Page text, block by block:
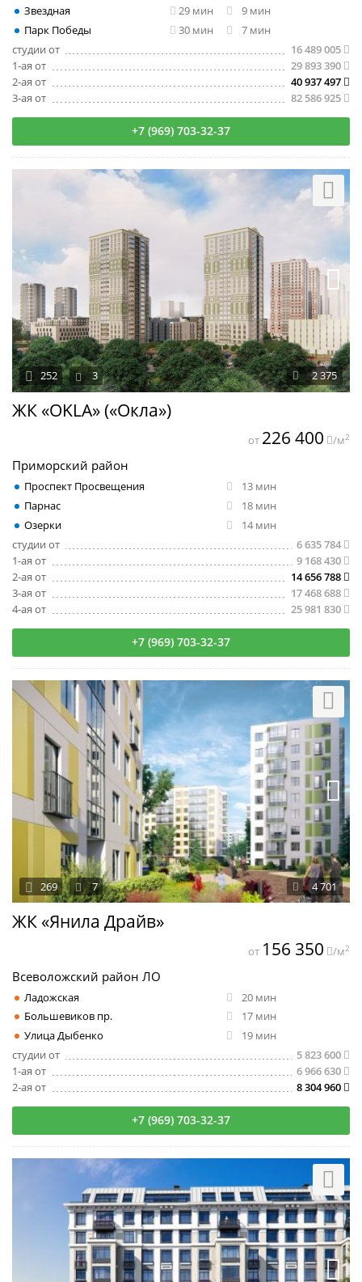
Звездная
29 мин
9 мин
Парк Победы
30 мин
7 мин
студии от
16 489 005
1-ая от
29 893 390
2-ая от
40 937 497
3-ая от
82 586 925
+7 (969) 703-32-37
ЖК «OKLA» («Окла»)
2 375
252 3
Приморский район
Проспект Просвещения
13 мин
Парнас
18 мин
Озерки
14 мин
студии от
6 635 784
1-ая от
9 168 430
2-ая от
14 656 788
3-ая от
17 468 688
4-ая от
25 981 830
от 226 400 /м2
+7 (969) 703-32-37
ЖК «Янила Драйв»
4 701
269 7
Всеволожский район ЛО
Ладожская
20 мин
Большевиков пр.
17 мин
Улица Дыбенко
19 мин
студии от
5 823 600
1-ая от
6 966 630
2-ая от
8 304 960
от 156 350 /м2
+7 (969) 703-32-37